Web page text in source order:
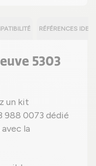
RÉFÉRENCES
5303
un kit
988 0073 dédié
la